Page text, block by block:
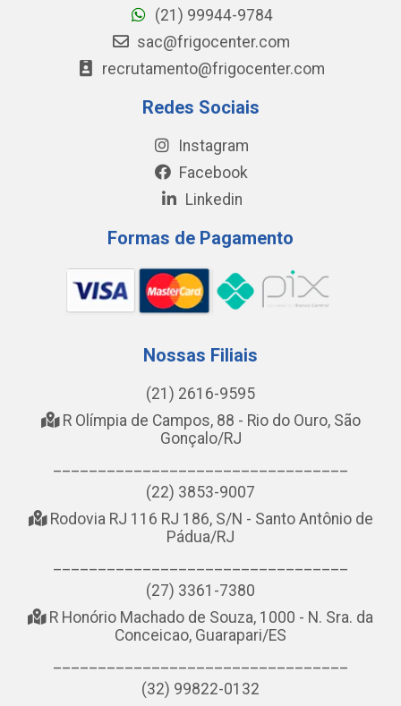
(21) 99944-9784
sac@frigocenter.com
recrutamento@frigocenter.com
Redes Sociais
Instagram
Facebook
Linkedin
Formas de Pagamento
Nossas Filiais
(21) 2616-9595
R Olímpia de Campos, 88 - Rio do Ouro, São
Gonçalo/RJ
(22) 3853-9007
Rodovia RJ 116 RJ 186, S/N - Santo Antônio de
Pádua/RJ
(27) 3361-7380
R Honório Machado de Souza, 1000 - N. Sra. da
Conceicao, Guarapari/ES
(32) 99822-0132